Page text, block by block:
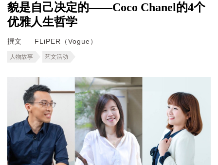
貌是自己决定的——Coco Chanel的4个
优雅人生哲学
撰文 FLiPER（Vogue）
人物故事 艺文活动